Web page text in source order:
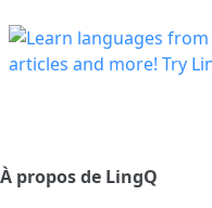
À propos de LingQ